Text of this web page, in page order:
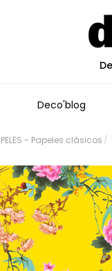
Deco'blog
- Papeles clásicos